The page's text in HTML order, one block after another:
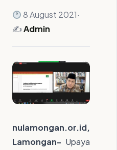
8 August 2021·
✍️Admin
nulamongan.or.id,
Lamongan- Upaya